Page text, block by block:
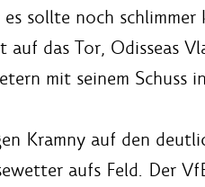
sollte noch
das Tor, Odisseas
mit seinem Schuss
Kramny auf den
aufs Feld. Der